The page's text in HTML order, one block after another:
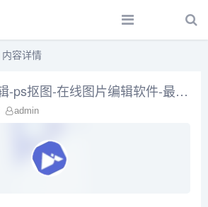
内容详情
图可丽 - 视频剪辑-ps抠图-在线图片编辑软件-最美证件照片
admin